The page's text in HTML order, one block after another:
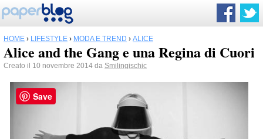
HOME › LIFESTYLE › MODA E TREND › ALICE
Alice and the Gang e una Regina di Cuori
Creato il 10 novembre 2014 da Smilingischic
Save